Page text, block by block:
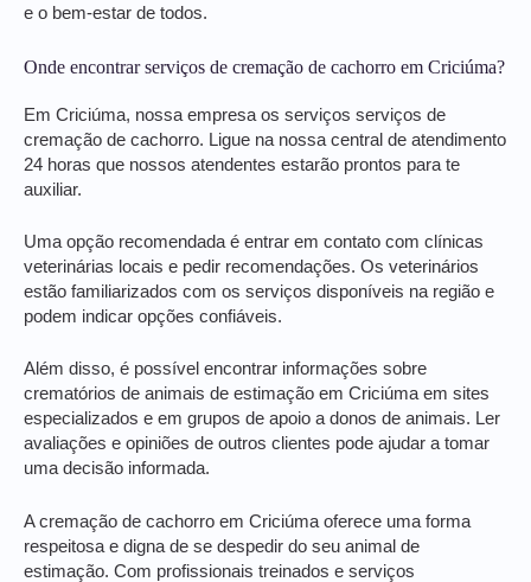
e o bem-estar de todos.
Onde encontrar serviços de cremação de cachorro em Criciúma?
Em Criciúma, nossa empresa os serviços serviços de
cremação de cachorro. Ligue na nossa central de atendimento
24 horas que nossos atendentes estarão prontos para te
auxiliar.
Uma opção recomendada é entrar em contato com clínicas
veterinárias locais e pedir recomendações. Os veterinários
estão familiarizados com os serviços disponíveis na região e
podem indicar opções confiáveis.
Além disso, é possível encontrar informações sobre
crematórios de animais de estimação em Criciúma em sites
especializados e em grupos de apoio a donos de animais. Ler
avaliações e opiniões de outros clientes pode ajudar a tomar
uma decisão informada.
A cremação de cachorro em Criciúma oferece uma forma
respeitosa e digna de se despedir do seu animal de
estimação. Com profissionais treinados e serviços